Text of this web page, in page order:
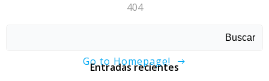
404
Go to Homepage!
Buscar
Entradas recientes